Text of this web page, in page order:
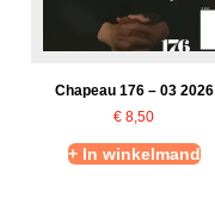
Chapeau 176 – 03 2026
€ 8,50
+ In winkelmand